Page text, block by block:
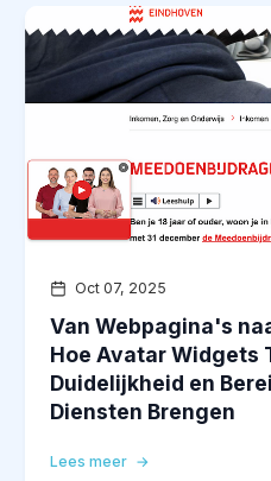
Oct 07, 2025
Van Webpagina's
Hoe Avatar Widgets
Duidelijkheid en
Diensten Brengen
Lees meer